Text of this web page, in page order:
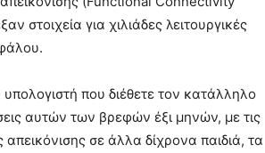
στοιχεία για χιλιάδες λειτουργικές
που διέθετε τον κατάλληλο
αυτών των βρεφών έξι μηνών, με τις
σε άλλα δίχρονα παιδιά, τα